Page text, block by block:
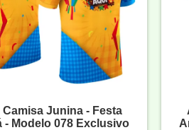
Camisa Junina - Festa
- Modelo 078 Exclusivo